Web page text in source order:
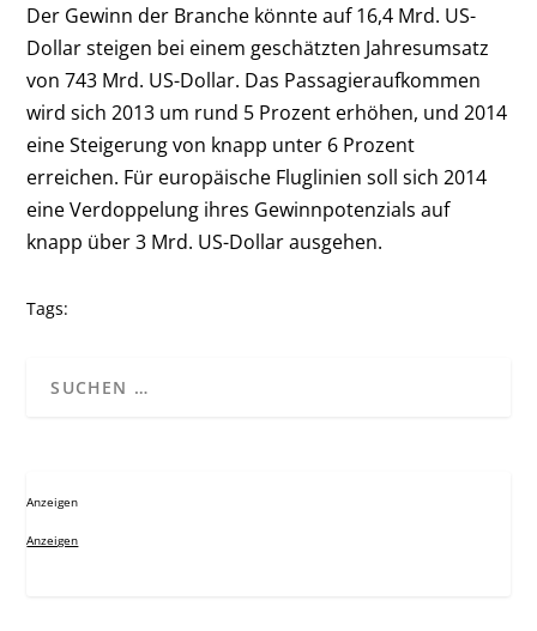
Der Gewinn der Branche könnte auf 16,4 Mrd. US-
Dollar steigen bei einem geschätzten Jahresumsatz
von 743 Mrd. US-Dollar. Das Passagieraufkommen
wird sich 2013 um rund 5 Prozent erhöhen, und 2014
eine Steigerung von knapp unter 6 Prozent
erreichen. Für europäische Fluglinien soll sich 2014
eine Verdoppelung ihres Gewinnpotenzials auf
knapp über 3 Mrd. US-Dollar ausgehen.
Tags:
Anzeigen
Anzeigen